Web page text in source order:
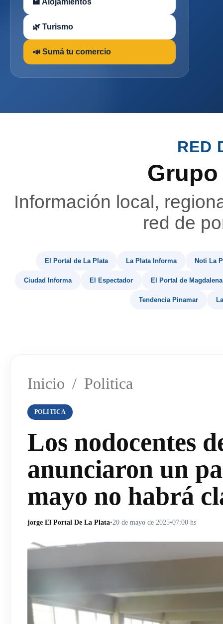
🏨 Alojamientos
🌿 Turismo
📣 Sumá tu comercio
RED
Información local,
red de
El Portal de La Plata La Plata Informa Noti La
Ciudad Informa El Espectador El Portal de Magdalena
Tendencia Pinamar
Inicio / Politica
POLITICA
Los nodocentes
anunciaron un
mayo no habrá
jorge El Portal De La Plata•20 de mayo de 2025•07:00 hs